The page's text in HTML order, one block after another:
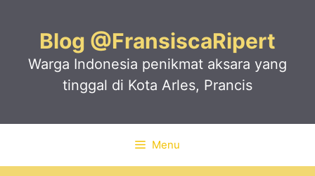
Blog @FransiscaRipert
Warga Indonesia penikmat aksara yang
tinggal di Kota Arles, Prancis
Menu